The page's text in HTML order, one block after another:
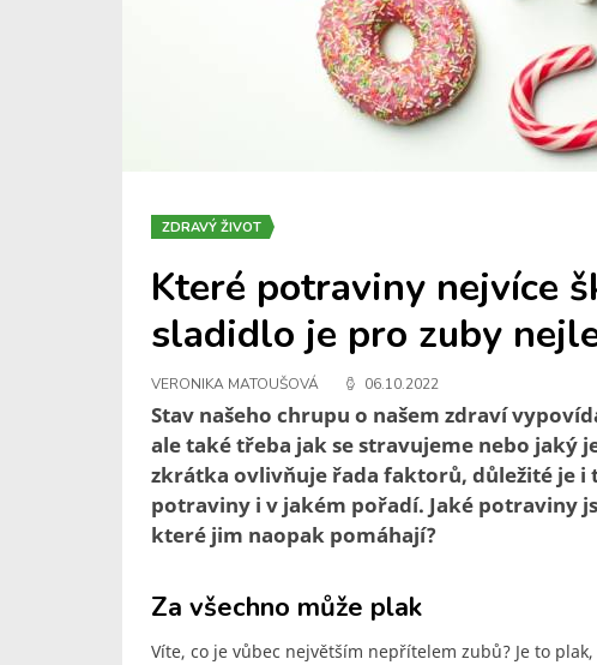
ZDRAVÝ ŽIVOT
Které potraviny nejvíce
sladidlo je pro zuby
VERONIKA MATOUŠOVÁ 06.10.2022
Stav našeho chrupu o našem zdraví
ale také třeba jak se stravujeme nebo jaký
zkrátka ovlivňuje řada faktorů, důležité je i
potraviny i v jakém pořadí. Jaké potraviny
které jim naopak pomáhají?
Za všechno může plak
Víte, co je vůbec největším nepřítelem zubů? Je to